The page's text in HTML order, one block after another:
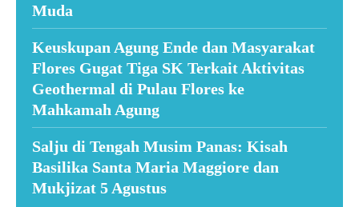
Muda
Keuskupan Agung Ende dan Masyarakat
Flores Gugat Tiga SK Terkait Aktivitas
Geothermal di Pulau Flores ke
Mahkamah Agung
Salju di Tengah Musim Panas: Kisah
Basilika Santa Maria Maggiore dan
Mukjizat 5 Agustus